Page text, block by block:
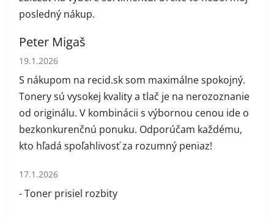
posledný nákup.
Peter Migaš
Hodnotenie obchodu je 5 z 5 hviezdičiek.
19.1.2026
S nákupom na recid.sk som maximálne spokojný.
Tonery sú vysokej kvality a tlač je na nerozoznanie
od originálu. V kombinácii s výbornou cenou ide o
bezkonkurenčnú ponuku. Odporúčam každému,
kto hľadá spoľahlivosť za rozumný peniaz!
Hodnotenie obchodu je 1 z 5 hviezdičiek.
17.1.2026
- Toner prisiel rozbity